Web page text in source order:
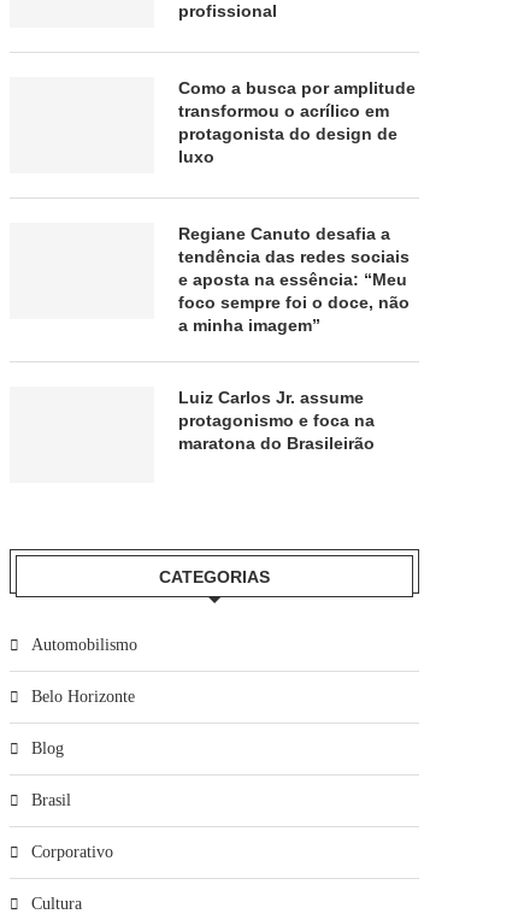
profissional
Como a busca por amplitude
transformou o acrílico em
protagonista do design de
luxo
Regiane Canuto desafia a
tendência das redes sociais
e aposta na essência: “Meu
foco sempre foi o doce, não
a minha imagem”
Luiz Carlos Jr. assume
protagonismo e foca na
maratona do Brasileirão
CATEGORIAS
Automobilismo
Belo Horizonte
Blog
Brasil
Corporativo
Cultura